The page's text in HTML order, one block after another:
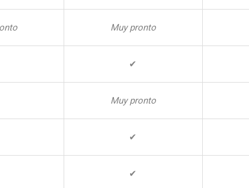
Muy pronto
✔
Muy pronto
✔
✔